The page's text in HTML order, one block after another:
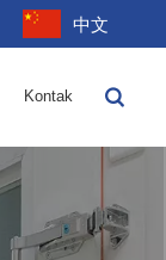
中文
Kontak